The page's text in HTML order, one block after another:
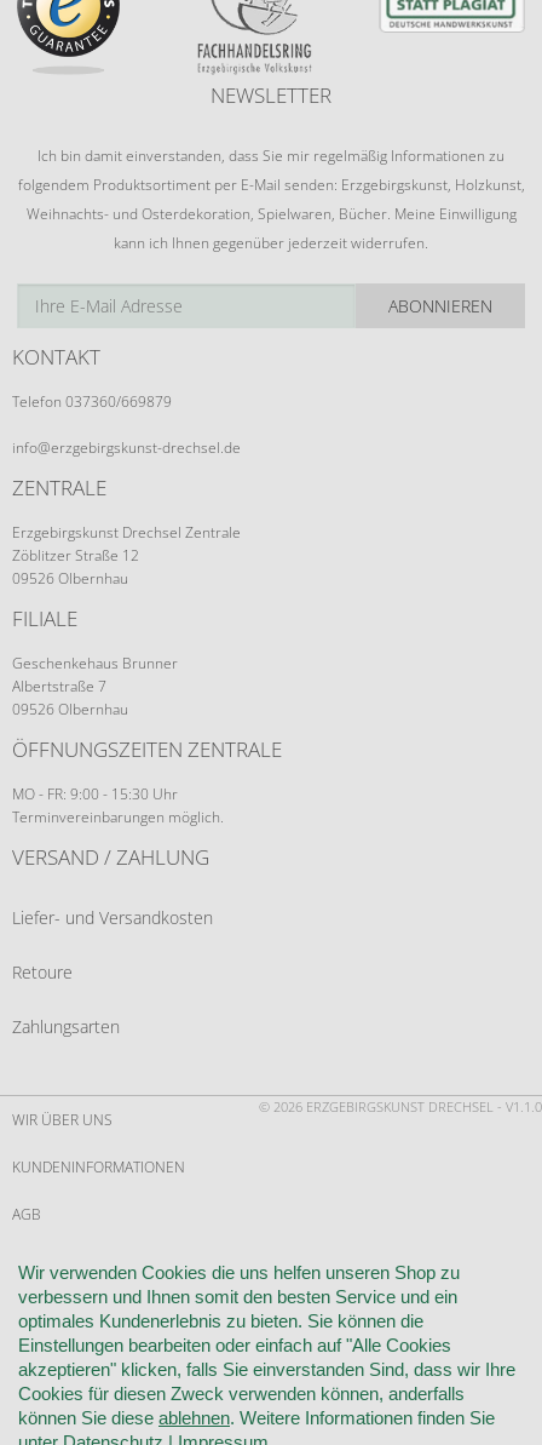
NEWSLETTER
Ich bin damit einverstanden, dass Sie mir regelmäßig Informationen zu
folgendem Produktsortiment per E-Mail senden: Erzgebirgskunst, Holzkunst,
Weihnachts- und Osterdekoration, Spielwaren, Bücher. Meine Einwilligung
kann ich Ihnen gegenüber jederzeit widerrufen.
ABONNIEREN
KONTAKT
Telefon 037360/669879
info@erzgebirgskunst-drechsel.de
ZENTRALE
Erzgebirgskunst Drechsel Zentrale
Zöblitzer Straße 12
09526 Olbernhau
FILIALE
Geschenkehaus Brunner
Albertstraße 7
09526 Olbernhau
ÖFFNUNGSZEITEN ZENTRALE
MO - FR: 9:00 - 15:30 Uhr
Terminvereinbarungen möglich.
VERSAND / ZAHLUNG
Liefer- und Versandkosten
Retoure
Zahlungsarten
© 2026 ERZGEBIRGSKUNST DRECHSEL - V1.1.0
WIR ÜBER UNS
KUNDENINFORMATIONEN
AGB
WIDERRUF
VERTRAG WIDERRUFEN
KONTAKT
DATENSCHUTZ
Wir verwenden Cookies die uns helfen unseren Shop zu
verbessern und Ihnen somit den besten Service und ein
optimales Kundenerlebnis zu bieten. Sie können die
Einstellungen bearbeiten oder einfach auf "Alle Cookies
akzeptieren" klicken, falls Sie einverstanden Sind, dass wir Ihre
Cookies für diesen Zweck verwenden können, anderfalls
können Sie diese ablehnen. Weitere Informationen finden Sie